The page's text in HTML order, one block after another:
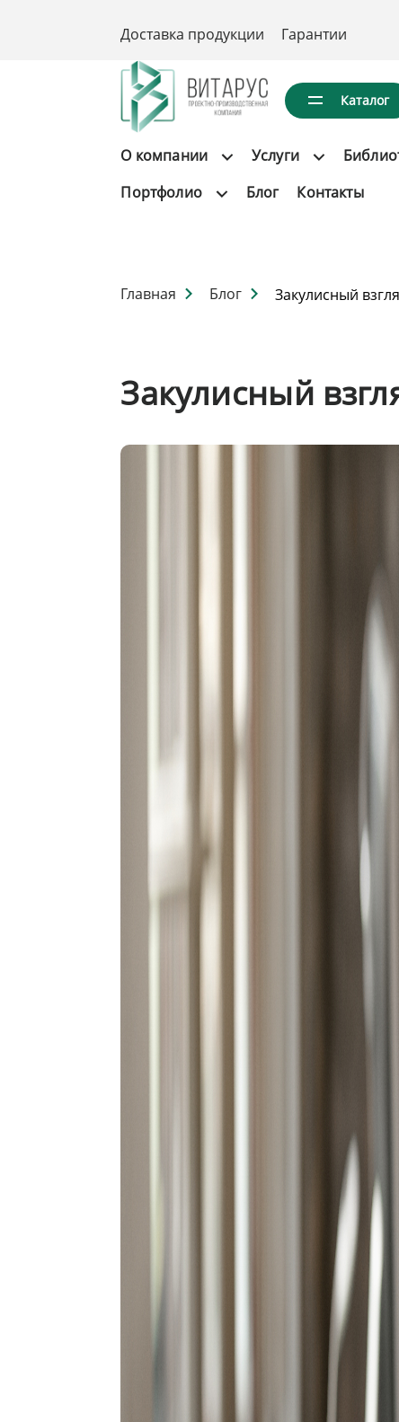
Доставка продукции Гарантии
Каталог
О компании Услуги
Портфолио
Блог Контакты
Главная Блог Закулисный
Закулисный